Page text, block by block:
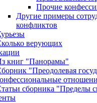
Прочие
Другие примеры
конфликтов
верующих
книг "Панорамы"
"Преодолевая
сборника "Пределы